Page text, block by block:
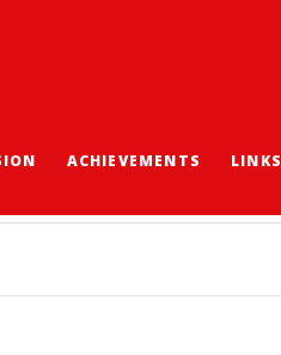
ACHIEVEMENTS LINKS